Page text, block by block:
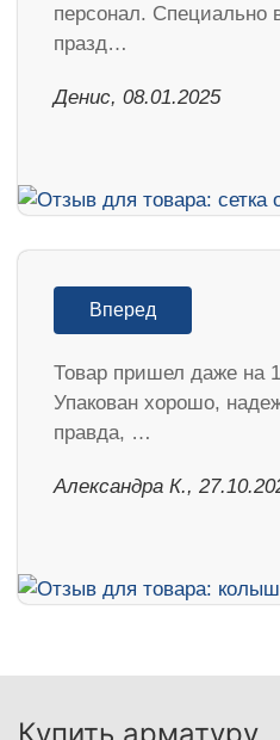
персонал. Специально
празд…
Денис, 08.01.2025
Вперед
Товар пришел даже на
Упакован хорошо,
правда, …
Александра К.,